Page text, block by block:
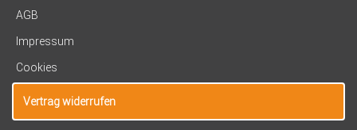
AGB
Impressum
Cookies
Vertrag widerrufen